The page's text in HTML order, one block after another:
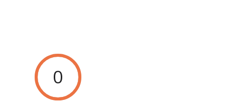
0